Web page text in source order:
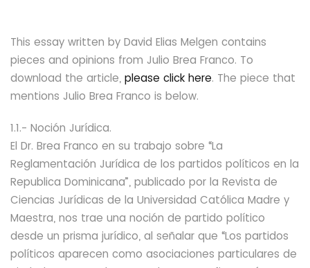
This essay written by David Elias Melgen contains
pieces and opinions from Julio Brea Franco. To
download the article, please click here. The piece that
mentions Julio Brea Franco is below.
1.1.- Noción Jurídica.
El Dr. Brea Franco en su trabajo sobre “La
Reglamentación Jurídica de los partidos políticos en la
Republica Dominicana”, publicado por la Revista de
Ciencias Jurídicas de la Universidad Católica Madre y
Maestra, nos trae una noción de partido político
desde un prisma jurídico, al señalar que “Los partidos
políticos aparecen como asociaciones particulares de